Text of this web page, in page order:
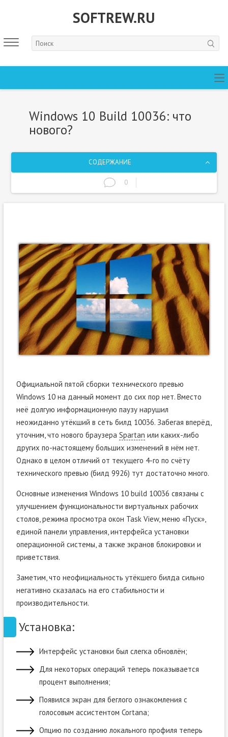
SOFTREW.RU
Windows 10 Build 10036: что
нового?
СОДЕРЖАНИЕ
0
Официальной пятой сборки технического превью
Windows 10 на данный момент до сих пор нет. Вместо
неё долгую информационную паузу нарушил
неожиданно утёкший в сеть билд 10036. Забегая вперёд,
уточним, что нового браузера Spartan или каких-либо
других по-настоящему больших изменений в нём нет.
Однако в целом отличий от текущего 4-го по счёту
технического превью (билд 9926) тут достаточно много.
Основные изменения Windows 10 build 10036 связаны с
улучшением функциональности виртуальных рабочих
столов, режима просмотра окон Task View, меню «Пуск»,
единой панели управления, интерфейса установки
операционной системы, а также экранов блокировки и
приветствия.
Заметим, что неофициальность утёкшего билда сильно
негативно сказалась на его стабильности и
производительности.
Установка:
Интерфейс установки был слегка обновлён;
Для некоторых операций теперь показывается
процент выполнения;
Появился экран для беглого ознакомления с
голосовым ассистентом Cortana;
Опцию по созданию локального профиля теперь